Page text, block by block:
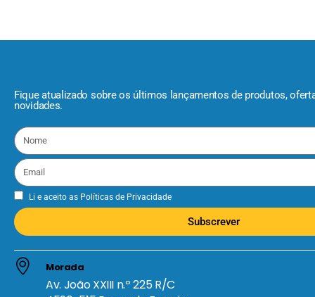
Fique atualizado sobre os últimos lançamentos de produtos,
novidades.
Li e aceito as Políticas de Privacidade
Subscrever
Morada
Av. João XXIII n.º 225 R/C